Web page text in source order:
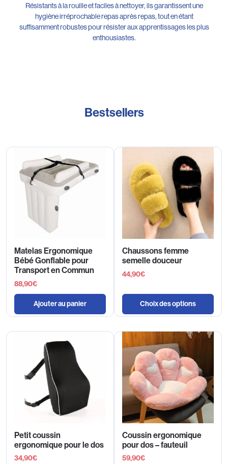
Résistants à la rouille et faciles à nettoyer, ils garantissent une
hygiène irréprochable repas après repas, tout en étant
suffisamment robustes pour résister aux apprentissages les plus
enthousiastes.
Bestsellers
Matelas Ergonomique
Bébé Gonflable pour
Transport en Commun
88,90€
Ajouter au panier
Chaussons femme
semelle douceur
44,90€
Choix des options
Petit coussin
ergonomique pour le dos
34,90€
Coussin ergonomique
pour dos – fauteuil
59,90€